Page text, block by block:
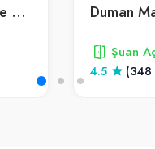
Asian Kitchen Landscape Restaurant Duman
Şuan
4.5